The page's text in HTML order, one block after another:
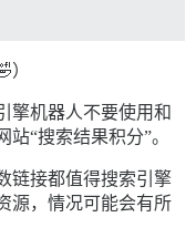
）
擎机器人不要使用和
“搜索结果积分”。
链接都值得搜索引擎
源，情况可能会有所